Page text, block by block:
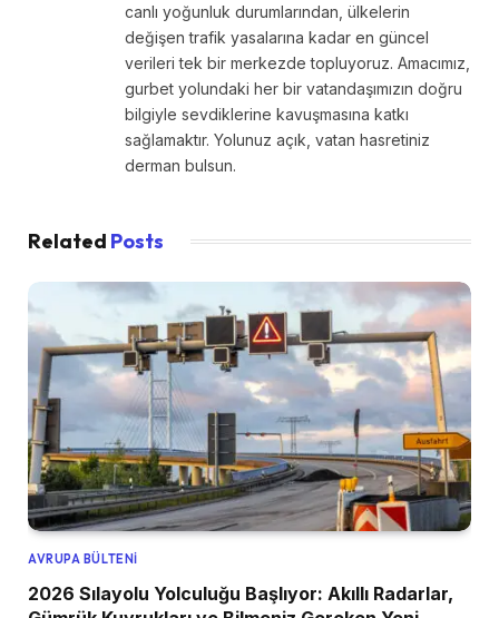
canlı yoğunluk durumlarından, ülkelerin
değişen trafik yasalarına kadar en güncel
verileri tek bir merkezde topluyoruz. Amacımız,
gurbet yolundaki her bir vatandaşımızın doğru
bilgiyle sevdiklerine kavuşmasına katkı
sağlamaktır. Yolunuz açık, vatan hasretiniz
derman bulsun.
Related Posts
AVRUPA BÜLTENI
2026 Sılayolu Yolculuğu Başlıyor: Akıllı Radarlar,